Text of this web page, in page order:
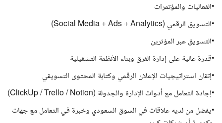
•الفعاليات والمؤتمرات
•التسويق الرقمي (Social Media + Ads + Analytics)
•التسويق عبر المؤثرين
•قدرة عالية على إدارة الفرق وبناء الأنظمة التشغيلية
•إتقان استراتيجيات الإعلان الرقمي وكتابة المحتوى التسويقي
•إجادة التعامل مع أدوات الإدارة والجدولة (ClickUp / Trello / Notion)
•يفضل من لديه علاقات في السوق السعودي وخبرة في التعامل مع جهات